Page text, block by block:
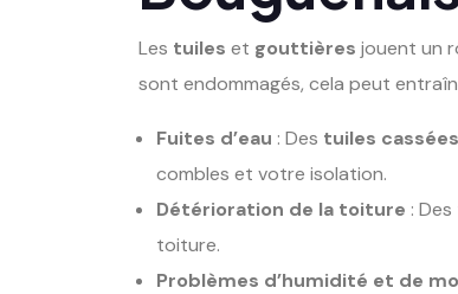
Les tuiles et gouttières jouent un
sont endommagés, cela peut
Fuites d’eau : Des tuiles cassées
combles et votre isolation.
Détérioration de la toiture :
toiture.
Problèmes d’humidité et de